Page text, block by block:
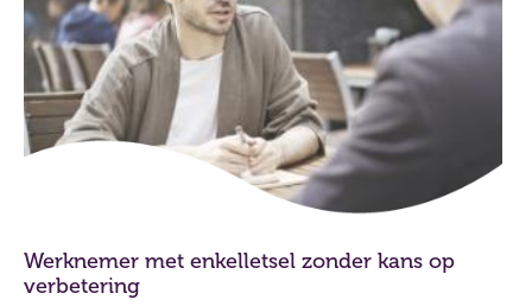
Werknemer met enkelletsel zonder kans op
verbetering